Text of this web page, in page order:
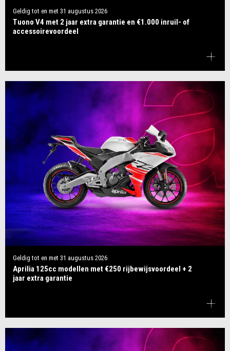
Geldig tot en met 31 augustus 2026
Tuono V4 met 2 jaar extra garantie en €1.000 inruil- of
accessoirevoordeel
Geldig tot en met 31 augustus 2026
Aprilia 125cc modellen met €250 rijbewijsvoordeel + 2
jaar extra garantie